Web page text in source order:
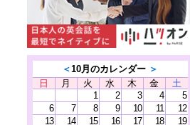
＜10月のカレンダー ＞
日
月 火 水 木 金
土
1
2 3 4
5
6
7 8 9 10 11
12
13
14 15 16 17 18
19